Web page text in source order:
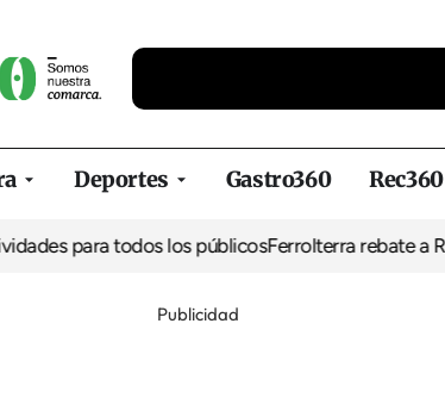
Deportes Gastro360 Rec360
todos los públicosFerrolterra rebate a Renfe y
Publicidad